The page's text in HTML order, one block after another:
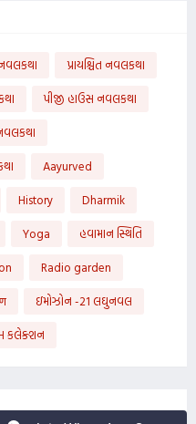
પ્રાયશ્ચિત નવલકથા
પીજી હાઉસ નવલકથા
Aayurved
History
Dharmik
Yoga
હવામાન સ્થિતિ
Radio garden
ઇમોઝોન -21 લઘુનવલ
કલેક્શન